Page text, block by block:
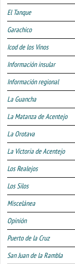
El Tanque
Garachico
Icod de los Vinos
Información insular
Información regional
La Guancha
La Matanza de Acentejo
La Orotava
La Victoria de Acentejo
Los Realejos
Los Silos
Miscelánea
Opinión
Puerto de la Cruz
San Juan de la Rambla